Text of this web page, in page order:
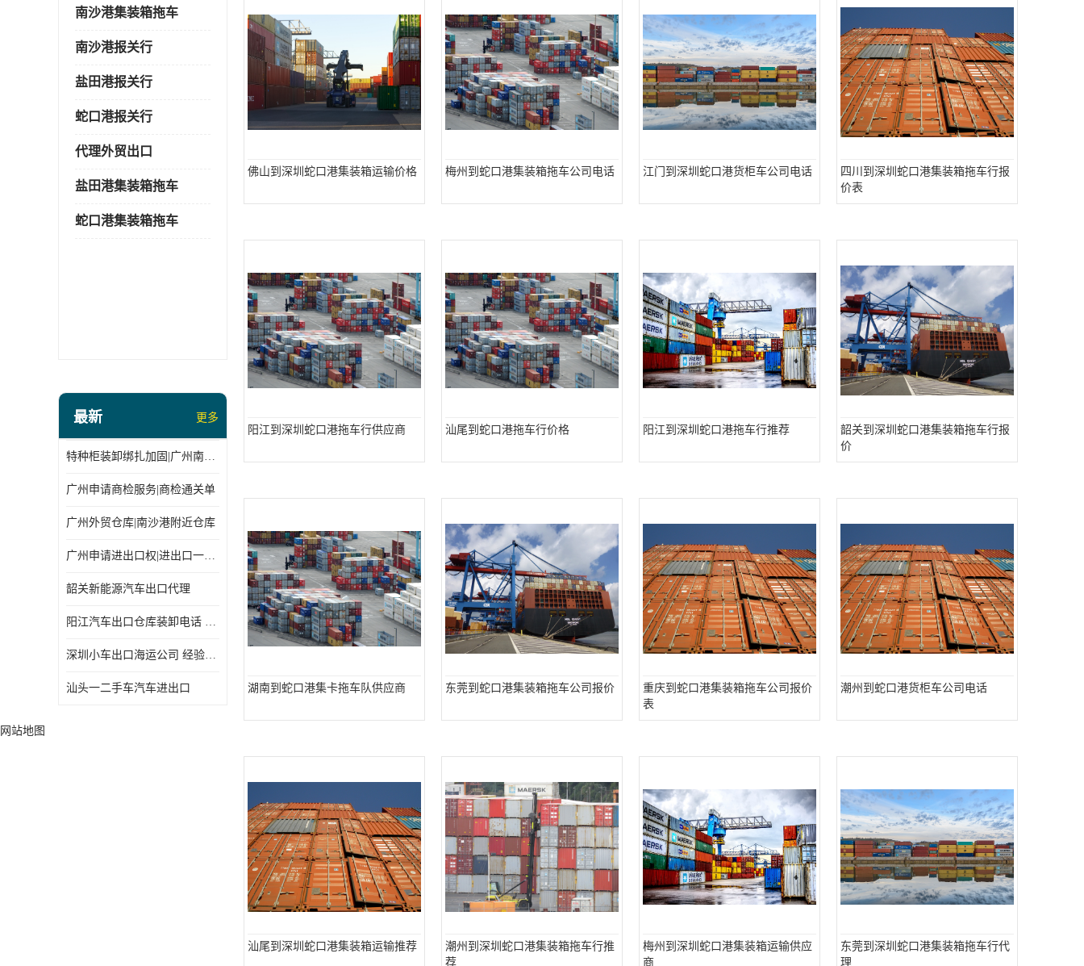
南沙港集装箱拖车
南沙港报关行
盐田港报关行
蛇口港报关行
代理外贸出口
盐田港集装箱拖车
蛇口港集装箱拖车
最新 更多
特种柜装卸绑扎加固|广州南沙仓库装卸
广州申请商检服务|商检通关单
广州外贸仓库|南沙港附近仓库
广州申请进出口权|进出口一站式
韶关新能源汽车出口代理
阳江汽车出口仓库装卸电话 经验丰富
深圳小车出口海运公司 经验丰富
汕头一二手车汽车进出口
佛山到深圳蛇口港集装箱运输价格 梅州到蛇口港集装箱拖车公司电话 江门到深圳蛇口港货柜车公司电话
四川到深圳蛇口港集装箱拖车行报
价表
阳江到深圳蛇口港拖车行供应商 汕尾到蛇口港拖车行价格 阳江到深圳蛇口港拖车行推荐
韶关到深圳蛇口港集装箱拖车行报
价
湖南到蛇口港集卡拖车队供应商 东莞到蛇口港集装箱拖车公司报价
重庆到蛇口港集装箱拖车公司报价
表
潮州到蛇口港货柜车公司电话
汕尾到深圳蛇口港集装箱运输推荐
潮州到深圳蛇口港集装箱拖车行推
荐
梅州到深圳蛇口港集装箱运输供应
商
东莞到深圳蛇口港集装箱拖车行代
理
网站地图